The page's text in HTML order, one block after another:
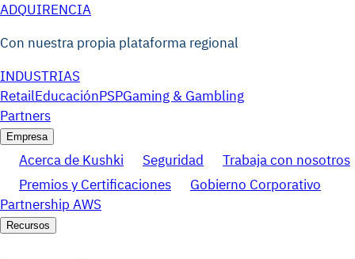
ADQUIRENCIA
Con nuestra propia plataforma regional
INDUSTRIAS
RetailEducaciónPSPGaming & Gambling
Partners
Empresa
Acerca de Kushki Seguridad
Trabaja con nosotros
Premios y Certificaciones
Gobierno Corporativo
Partnership AWS
Recursos